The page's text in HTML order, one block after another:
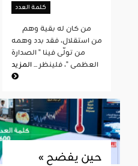
كلمة العدد
من استقلال، فقد بدد وهمه
من تولّى فينا " الصدارة
العظمى "، فلينظر ...المزيد
« حين يفضح